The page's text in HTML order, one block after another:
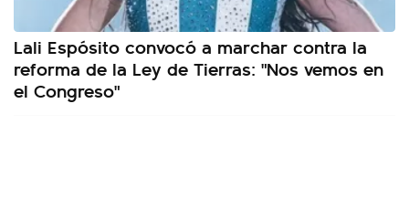
Lali Espósito convocó a marchar contra la
reforma de la Ley de Tierras: "Nos vemos en
el Congreso"